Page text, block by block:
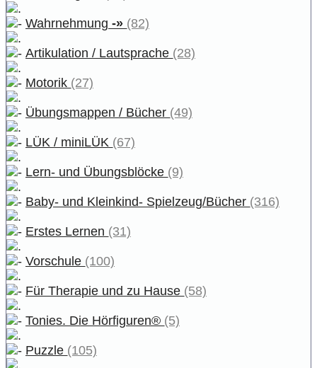
Wahrnehmung -» (82)
Artikulation / Lautsprache (28)
Motorik (27)
Übungsmappen / Bücher (49)
LÜK / miniLÜK (67)
Lern- und Übungsblöcke (9)
Baby- und Kleinkind- Spielzeug/Bücher (316)
Erstes Lernen (31)
Vorschule (100)
Für Therapie und zu Hause (58)
Tonies. Die Hörfiguren® (5)
Puzzle (105)